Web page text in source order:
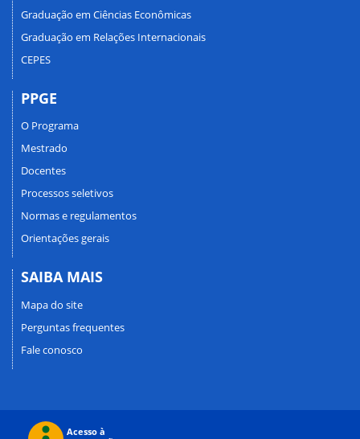
Graduação em Ciências Econômicas
Graduação em Relações Internacionais
CEPES
PPGE
O Programa
Mestrado
Docentes
Processos seletivos
Normas e regulamentos
Orientações gerais
SAIBA MAIS
Mapa do site
Perguntas frequentes
Fale conosco